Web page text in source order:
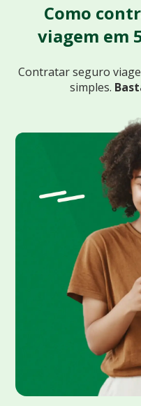
Como
viagem em
Contratar seguro
simples.